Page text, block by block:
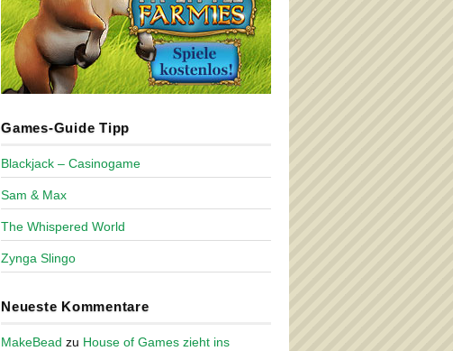
Games-Guide Tipp
Blackjack – Casinogame
Sam & Max
The Whispered World
Zynga Slingo
Neueste Kommentare
MakeBead zu House of Games zieht ins